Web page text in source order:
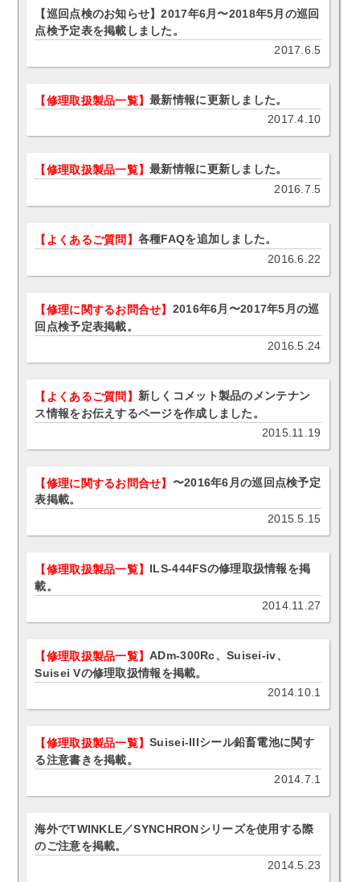
【巡回点検のお知らせ】2017年6月〜2018年5月の巡回
点検予定表を掲載しました。
2017.6.5
【修理取扱製品一覧】最新情報に更新しました。
2017.4.10
【修理取扱製品一覧】最新情報に更新しました。
2016.7.5
【よくあるご質問】 各種FAQを追加しました。
2016.6.22
【修理に関するお問合せ】 2016年6月〜2017年5月の巡
回点検予定表掲載。
2016.5.24
【よくあるご質問】 新しくコメット製品のメンテナン
ス情報をお伝えするページを作成しました。
2015.11.19
【修理に関するお問合せ】 〜2016年6月の巡回点検予定
表掲載。
2015.5.15
【修理取扱製品一覧】 ILS-444FSの修理取扱情報を掲
載。
2014.11.27
【修理取扱製品一覧】ADm-300Rc、Suisei-iv、
Suisei Vの修理取扱情報を掲載。
2014.10.1
【修理取扱製品一覧】Suisei-IIIシール鉛畜電池に関す
る注意書きを掲載。
2014.7.1
海外でTWINKLE／SYNCHRONシリーズを使用する際
のご注意を掲載。
2014.5.23